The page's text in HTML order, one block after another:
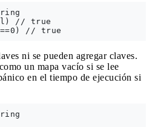
// true
ni se pueden agregar claves.
un mapa vacío si se lee
en el tiempo de ejecución si